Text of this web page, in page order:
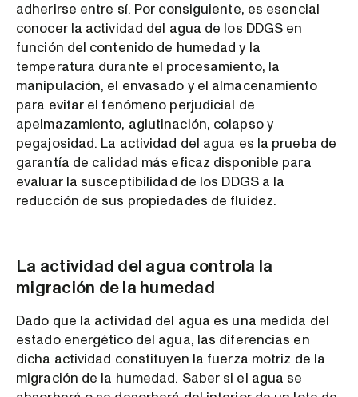
adherirse entre sí. Por consiguiente, es esencial
conocer la actividad del agua de los DDGS en
función del contenido de humedad y la
temperatura durante el procesamiento, la
manipulación, el envasado y el almacenamiento
para evitar el fenómeno perjudicial de
apelmazamiento, aglutinación, colapso y
pegajosidad. La actividad del agua es la prueba de
garantía de calidad más eficaz disponible para
evaluar la susceptibilidad de los DDGS a la
reducción de sus propiedades de fluidez.
La actividad del agua controla la
migración de la humedad
Dado que la actividad del agua es una medida del
estado energético del agua, las diferencias en
dicha actividad constituyen la fuerza motriz de la
migración de la humedad. Saber si el agua se